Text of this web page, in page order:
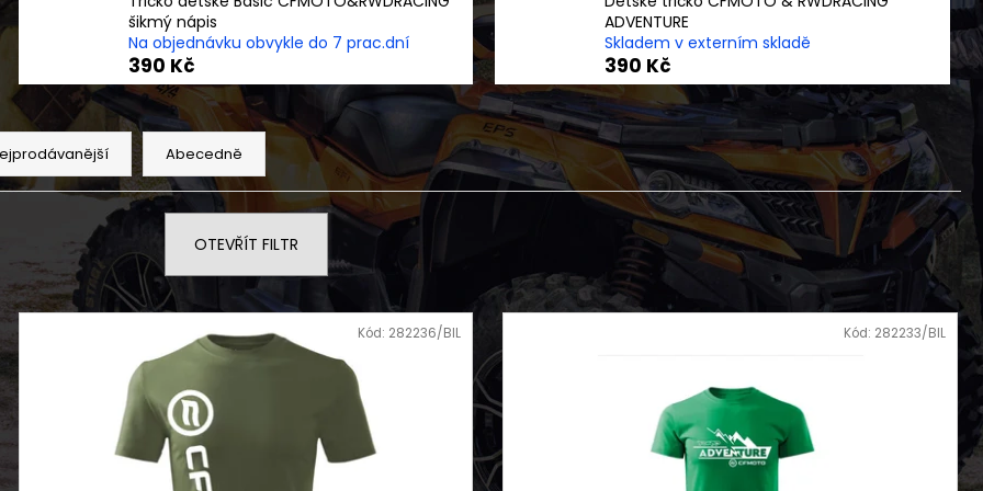
šikmý nápis
Na objednávku obvykle do 7 prac.dní
390 Kč
ADVENTURE
Skladem v externím skladě
390 Kč
Abecedně
OTEVŘÍT FILTR
Kód: 282236/BIL Kód: 282233/BIL
VESTA PÁNSKÁ TRAIL
850 Kč
DĚTSKÁ BUGGY KAYO S70
33 990 Kč